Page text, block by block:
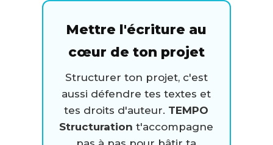
Mettre l'écriture au
cœur de ton projet
Structurer ton projet, c'est
aussi défendre tes textes et
tes droits d'auteur. TEMPO
Structuration t'accompagne